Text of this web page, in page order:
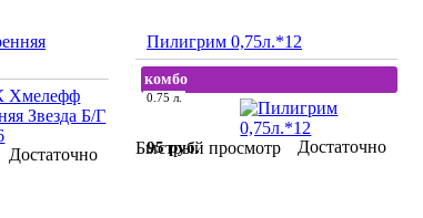
Достаточно
Пилигрим 0,75л.*12
комбо
Быстрый просмотр
0.75 л.
95 руб. Достаточно